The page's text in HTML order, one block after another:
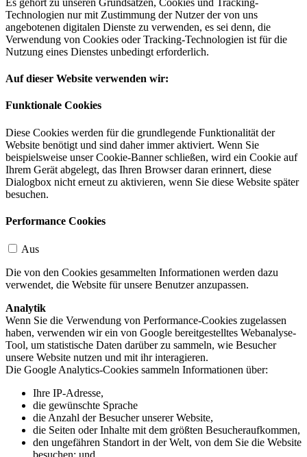
Technologien nur mit Zustimmung der Nutzer der von uns
angebotenen digitalen Dienste zu verwenden, es sei denn, die
Verwendung von Cookies oder Tracking-Technologien ist für die
Nutzung eines Dienstes unbedingt erforderlich.
Auf dieser Website verwenden wir:
Funktionale Cookies
Diese Cookies werden für die grundlegende Funktionalität der
Website benötigt und sind daher immer aktiviert. Wenn Sie
beispielsweise unser Cookie-Banner schließen, wird ein Cookie auf
Ihrem Gerät abgelegt, das Ihren Browser daran erinnert, diese
Dialogbox nicht erneut zu aktivieren, wenn Sie diese Website später
besuchen.
Performance Cookies
Aus
Die von den Cookies gesammelten Informationen werden dazu
verwendet, die Website für unsere Benutzer anzupassen.
Analytik
Wenn Sie die Verwendung von Performance-Cookies zugelassen
haben, verwenden wir ein von Google bereitgestelltes Webanalyse-
Tool, um statistische Daten darüber zu sammeln, wie Besucher
unsere Website nutzen und mit ihr interagieren.
Die Google Analytics-Cookies sammeln Informationen über:
Ihre IP-Adresse,
die gewünschte Sprache
die Anzahl der Besucher unserer Website,
die Seiten oder Inhalte mit dem größten Besucheraufkommen,
den ungefähren Standort in der Welt, von dem Sie die Website